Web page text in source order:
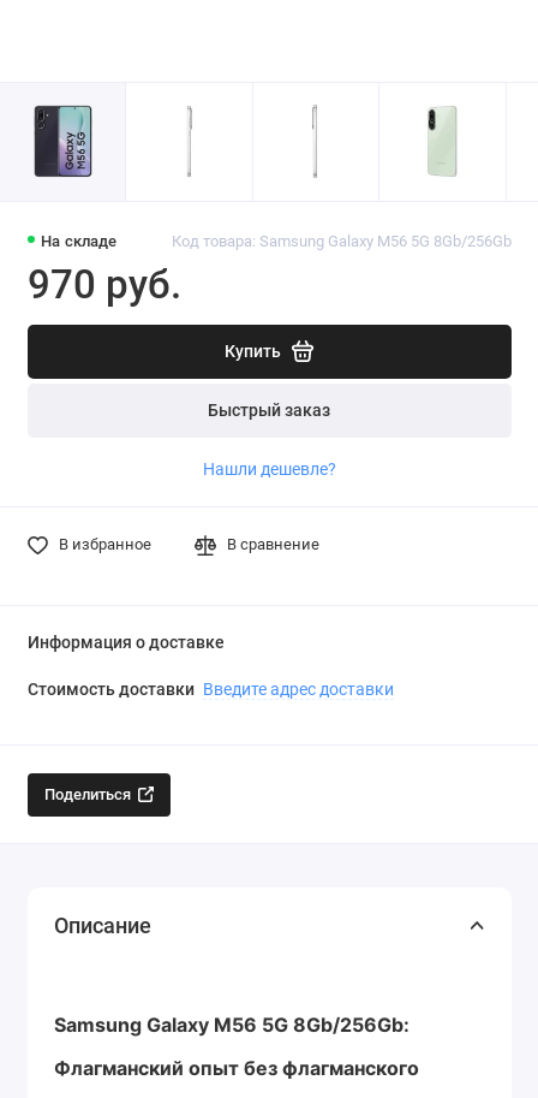
На складе Код товара: Samsung Galaxy M56 5G 8Gb/256Gb
970 руб.
Купить
Быстрый заказ
Нашли дешевле?
В избранное В сравнение
Информация о доставке
Стоимость доставки Введите адрес доставки
Поделиться
Описание
Samsung Galaxy M56 5G 8Gb/256Gb:
Флагманский опыт без флагманского